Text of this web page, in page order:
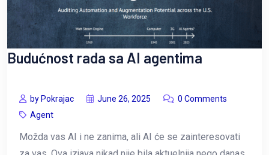
Budućnost rada sa AI agentima
by Pokrajac June 26, 2025
0 Comments
Agent
Možda vas AI i ne zanima, ali AI će se zainteresovati